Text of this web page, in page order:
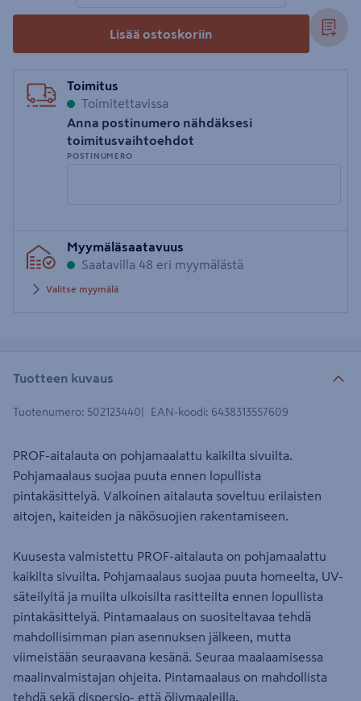
Lisää ostoskoriin
Toimitus
Toimitettavissa
Anna postinumero nähdäksesi
toimitusvaihtoehdot
POSTINUMERO
postinumero
Myymäläsaatavuus
Saatavilla 48 eri myymälästä
Valitse myymälä
Tuotteen kuvaus
Tuotenumero: 502123440 EAN-koodi: 6438313557609
PROF-aitalauta on pohjamaalattu kaikilta sivuilta.
Pohjamaalaus suojaa puuta ennen lopullista
pintakäsittelyä. Valkoinen aitalauta soveltuu erilaisten
aitojen, kaiteiden ja näkösuojien rakentamiseen.
Kuusesta valmistettu PROF-aitalauta on pohjamaalattu
kaikilta sivuilta. Pohjamaalaus suojaa puuta homeelta, UV-
säteilyltä ja muilta ulkoisilta rasitteilta ennen lopullista
pintakäsittelyä. Pintamaalaus on suositeltavaa tehdä
mahdollisimman pian asennuksen jälkeen, mutta
viimeistään seuraavana kesänä. Seuraa maalaamisessa
maalinvalmistajan ohjeita. Pintamaalaus on mahdollista
tehdä sekä dispersio- että öljymaaleilla.